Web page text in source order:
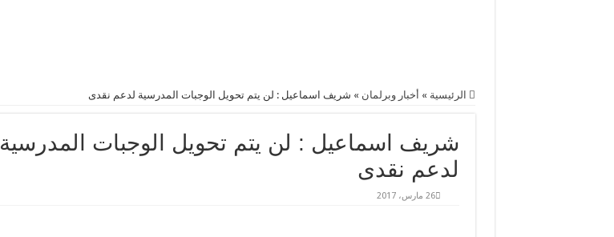
الرئيسية » أخبار وبرلمان » شريف اسماعيل : لن يتم تحويل الوجبات المدرسية لدعم نقدى
شريف اسماعيل : لن يتم تحويل الوجبات المدرسية
لدعم نقدى
26 مارس، 2017